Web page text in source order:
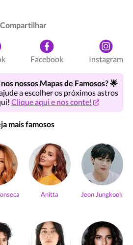
Compartilhar
Facebook Instagram
nossos Mapas de Famosos? 🌟
a escolher os próximos astros
Clique aqui e nos conte!
mais famosos
Anitta Jeon Jungkook